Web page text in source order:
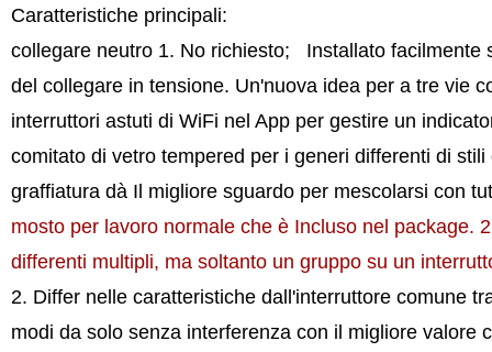
Caratteristiche principali:
collegare neutro 1. No richiesto; Installato facilmente
del collegare in tensione. Un'nuova idea per a tre vie
interruttori astuti di WiFi nel App per gestire un
comitato di vetro tempered per i generi differenti di
graffiatura dà Il migliore sguardo per mescolarsi con
mosto per lavoro normale che è Incluso nel package.
differenti multipli, ma soltanto un gruppo su un
2. Differ nelle caratteristiche dall'interruttore comune
modi da solo senza interferenza con il migliore valore